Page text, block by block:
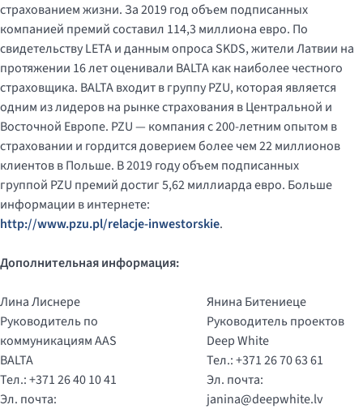
страхованием жизни. За 2019 год объем подписанных
компанией премий составил 114,3 миллиона евро. По
свидетельству LETA и данным опроса SKDS, жители Латвии на
протяжении 16 лет оценивали BALTA как наиболее честного
страховщика. BALTA входит в группу PZU, которая является
одним из лидеров на рынке страхования в Центральной и
Восточной Европе. PZU — компания с 200-летним опытом в
страховании и гордится доверием более чем 22 миллионов
клиентов в Польше. В 2019 году объем подписанных
группой PZU премий достиг 5,62 миллиарда евро. Больше
информации в интернете:
http://www.pzu.pl/relacje-inwestorskie.
Дополнительная информация:
Лина Лиснере
Руководитель по
коммуникациям AAS
BALTA
Тел.: +371 26 40 10 41
Эл. почта:
Янина Битениеце
Руководитель проектов
Deep White
Тел.: +371 26 70 63 61
Эл. почта:
janina@deepwhite.lv